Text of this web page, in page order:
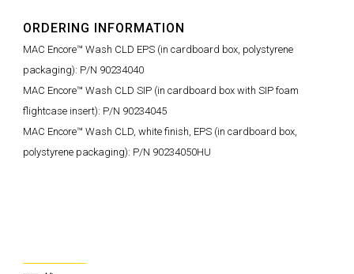
ORDERING INFORMATION
MAC Encore™ Wash CLD EPS (in cardboard box, polystyrene
packaging): P/N 90234040
MAC Encore™ Wash CLD SIP (in cardboard box with SIP foam
flightcase insert): P/N 90234045
MAC Encore™ Wash CLD, white finish, EPS (in cardboard box,
polystyrene packaging): P/N 90234050HU